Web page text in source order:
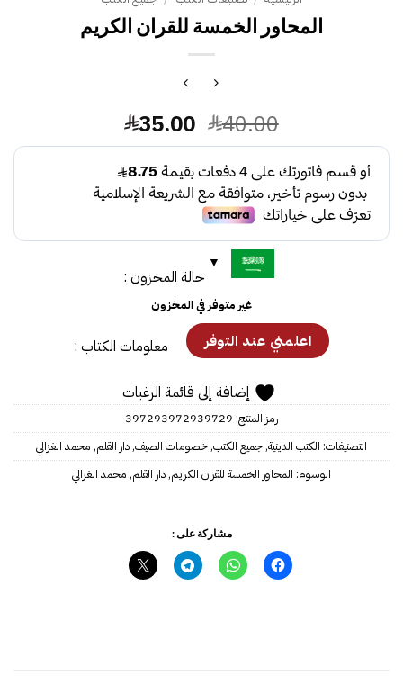
المحاور الخمسة للقران الكريم
40.00 السعر
الأصلي
هو:
40.00.
35.00 السعر
الحالي
هو:
35.00.
حالة المخزون :
غير متوفر في المخزون
معلومات الكتاب :
إضافة إلى قائمة الرغبات
رمز المنتج: 397293972939729
التصنيفات: الكتب الدينية,جميع الكتب,خصومات الصيف,دار القلم, محمد الغزالي
الوسوم: المحاور الخمسة للقران الكريم,دار القلم, محمد الغزالي
مشاركة على :